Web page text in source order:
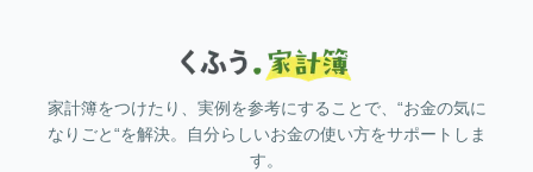
家計簿をつけたり、実例を参考にすることで、“お金の気に
なりごと“を解決。自分らしいお金の使い方をサポートしま
す。